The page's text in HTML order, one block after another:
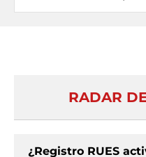
RADAR
¿Registro RUES